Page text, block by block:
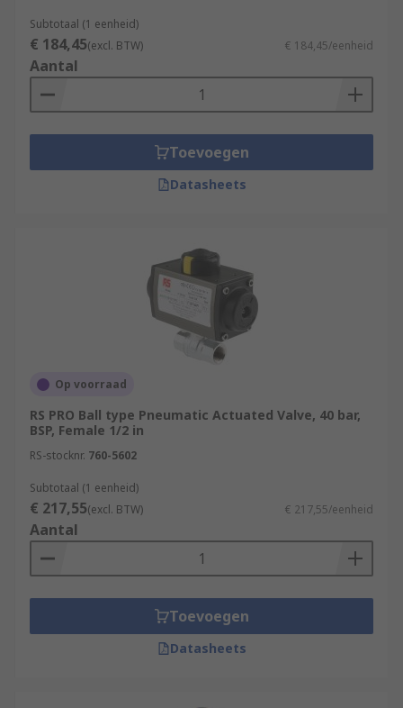
Subtotaal (1 eenheid)
€ 184,45(excl. BTW) € 184,45/eenheid
Aantal
Toevoegen
Datasheets
Op voorraad
RS PRO Ball type Pneumatic Actuated Valve, 40 bar,
BSP, Female 1/2 in
RS-stocknr. 760-5602
Subtotaal (1 eenheid)
€ 217,55(excl. BTW) € 217,55/eenheid
Aantal
Toevoegen
Datasheets